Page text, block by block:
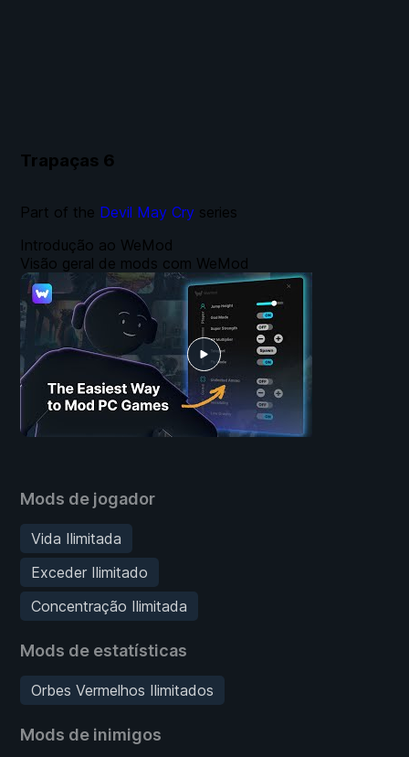
Trapaças 6
Mods de jogador
Vida Ilimitada
Exceder Ilimitado
Concentração Ilimitada
Mods de estatísticas
Orbes Vermelhos Ilimitados
Mods de inimigos
Introdução ao WeMod
Visão geral de mods com WeMod
Part of the Devil May Cry series